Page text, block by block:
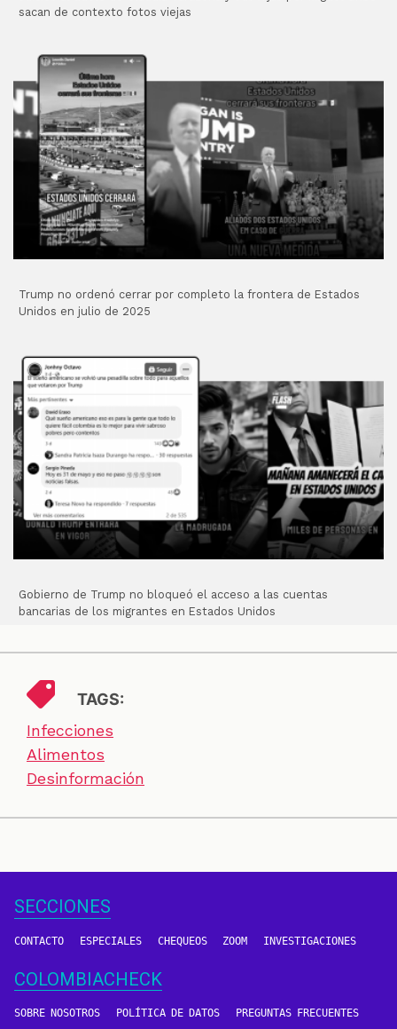
sacan de contexto fotos viejas
Trump no ordenó cerrar por completo la frontera de Estados
Unidos en julio de 2025
Gobierno de Trump no bloqueó el acceso a las cuentas
bancarias de los migrantes en Estados Unidos
TAGS:
Infecciones
Alimentos
Desinformación
SECCIONES
CONTACTO ESPECIALES CHEQUEOS ZOOM INVESTIGACIONES
COLOMBIACHECK
SOBRE NOSOTROS POLÍTICA DE DATOS PREGUNTAS FRECUENTES